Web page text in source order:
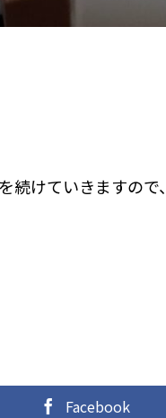
続けていきますの
Facebook